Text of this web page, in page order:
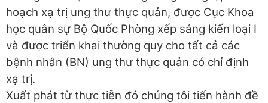
hoạch xạ trị ung thư thực quản, được Cục Khoa
học quân sự Bộ Quốc Phòng xếp sáng kiến loại I
và được triển khai thường quy cho tất cả các
bệnh nhân (BN) ung thư thực quản có chỉ định
xạ trị.
Xuất phát từ thực tiễn đó chúng tôi tiến hành đề